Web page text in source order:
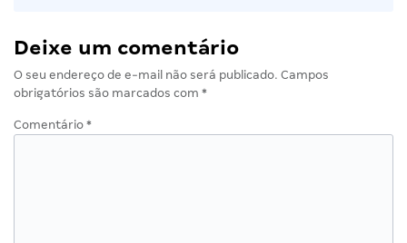
Deixe um comentário
O seu endereço de e-mail não será publicado. Campos
obrigatórios são marcados com *
Comentário *